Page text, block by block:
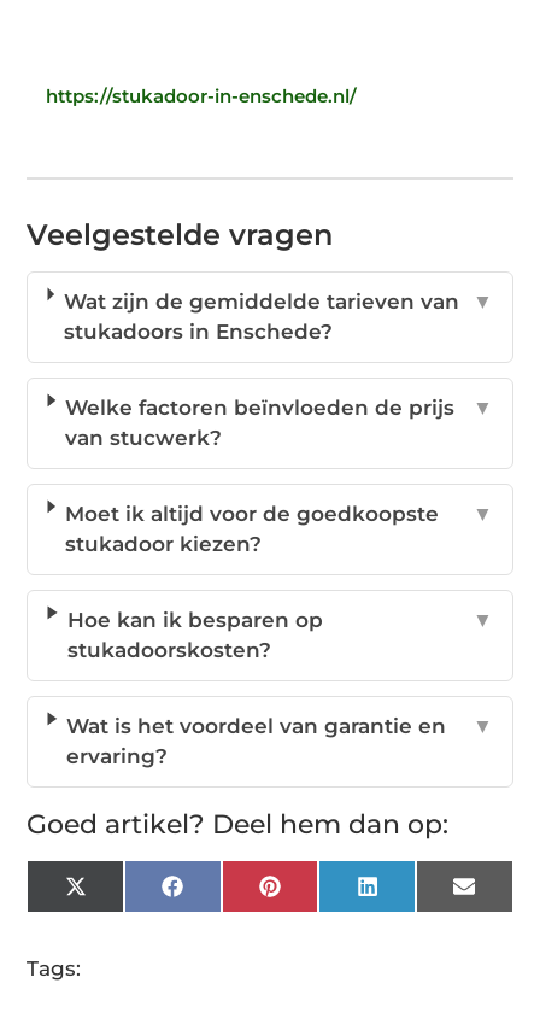
https://stukadoor-in-enschede.nl/
Veelgestelde vragen
Wat zijn de gemiddelde tarieven van
stukadoors in Enschede?
▼
Welke factoren beïnvloeden de prijs
van stucwerk?
▼
Moet ik altijd voor de goedkoopste
stukadoor kiezen?
▼
Hoe kan ik besparen op
stukadoorskosten?
▼
Wat is het voordeel van garantie en
ervaring?
▼
Goed artikel? Deel hem dan op:
X
(Twitter)
FacebookPinterestLinkedInEmail
Tags: